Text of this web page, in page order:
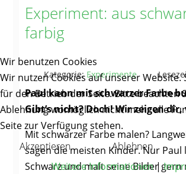
Experiment: aus
farbig
Kategorie:Experimente
Paul kann mit schwarzer Farbe
Gibt’s nicht? Doch! Wir zeigen
Mit schwarzer Farbe malen?
sagen die meisten Kinder. Nur Paul
Schwarz und malt seine Bilder gern
Wir benutzen Cookies
Wir nutzen Cookies auf unserer Website.
für den Betrieb der Seite. Bitte beachten
Ablehnung womöglich nicht mehr alle
Seite zur Verfügung stehen.
Akzeptieren
Ablehnen
Weitere Informationen|